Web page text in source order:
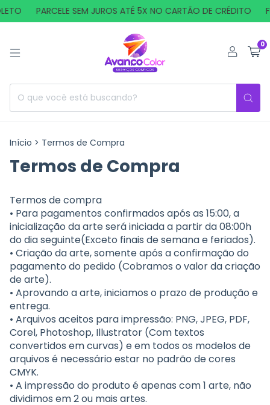
PARCELE SEM JUROS ATÉ 5X NO CARTÃO DE CRÉDITO
0
Início > Termos de Compra
Termos de Compra
Termos de compra
• Para pagamentos confirmados após as 15:00, a
inicialização da arte será iniciada a partir da 08:00h
do dia seguinte(Exceto finais de semana e feriados).
• Criação da arte, somente após a confirmação do
pagamento do pedido (Cobramos o valor da criação
de arte).
• Aprovando a arte, iniciamos o prazo de produção e
entrega.
• Arquivos aceitos para impressão: PNG, JPEG, PDF,
Corel, Photoshop, Illustrator (Com textos
convertidos em curvas) e em todos os modelos de
arquivos é necessário estar no padrão de cores
CMYK.
• A impressão do produto é apenas com 1 arte, não
dividimos em 2 ou mais artes.